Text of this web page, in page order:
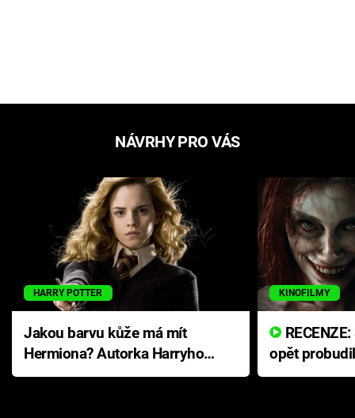
NÁVRHY PRO VÁS
HARRY POTTER
Jakou barvu kůže má mít
Hermiona? Autorka Harryho
Pottera přišla s ráznou
KINOFILMY
opět
přichází s